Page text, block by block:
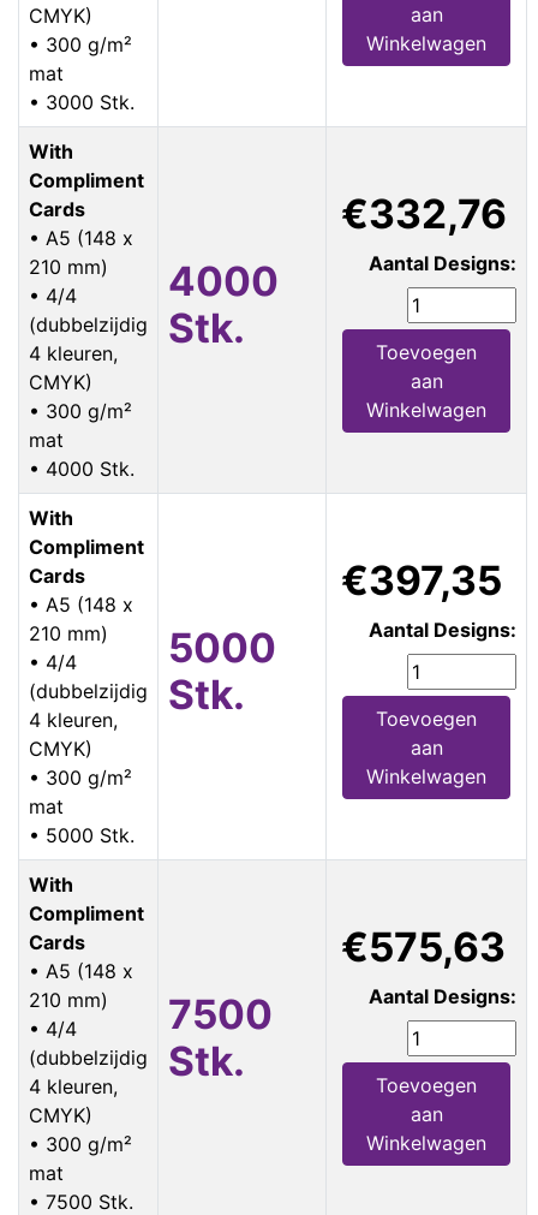
CMYK)
• 300 g/m²
mat
• 3000 Stk.
aan
Winkelwagen
With
Compliment
Cards
• A5 (148 x
210 mm)
• 4/4
(dubbelzijdig
4 kleuren,
CMYK)
• 300 g/m²
mat
• 4000 Stk.
4000
Stk.
€332,76
Aantal Designs:
Toevoegen
aan
Winkelwagen
With
Compliment
Cards
• A5 (148 x
210 mm)
• 4/4
(dubbelzijdig
4 kleuren,
CMYK)
• 300 g/m²
mat
• 5000 Stk.
5000
Stk.
€397,35
Aantal Designs:
Toevoegen
aan
Winkelwagen
With
Compliment
Cards
• A5 (148 x
210 mm)
• 4/4
(dubbelzijdig
4 kleuren,
CMYK)
• 300 g/m²
mat
• 7500 Stk.
7500
Stk.
€575,63
Aantal Designs:
Toevoegen
aan
Winkelwagen